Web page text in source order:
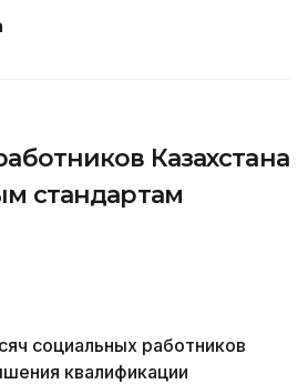
Казахстана
стандартам
социальных работников
квалификации